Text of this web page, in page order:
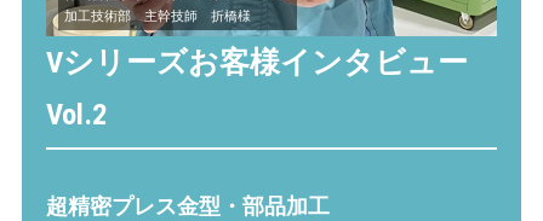
加工技術部 主幹技師 折橋様
Vシリーズお客様インタビュー
Vol.2
超精密プレス金型・部品加工